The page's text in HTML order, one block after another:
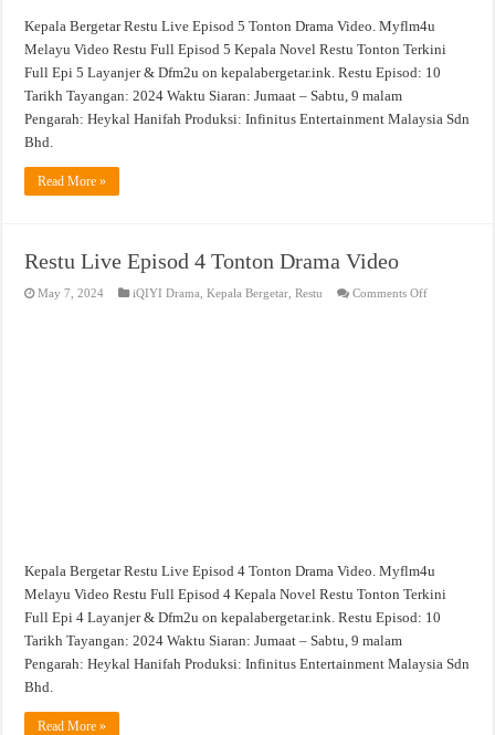
Kepala Bergetar Restu Live Episod 5 Tonton Drama Video. Myflm4u
Melayu Video Restu Full Episod 5 Kepala Novel Restu Tonton Terkini
Full Epi 5 Layanjer & Dfm2u on kepalabergetar.ink. Restu Episod: 10
Tarikh Tayangan: 2024 Waktu Siaran: Jumaat – Sabtu, 9 malam
Pengarah: Heykal Hanifah Produksi: Infinitus Entertainment Malaysia Sdn
Bhd.
Read More »
Restu Live Episod 4 Tonton Drama Video
May 7, 2024 iQIYI Drama ,Kepala Bergetar ,Restu Comments Offon
Kepala Bergetar Restu Live Episod 4 Tonton Drama Video. Myflm4u
Melayu Video Restu Full Episod 4 Kepala Novel Restu Tonton Terkini
Full Epi 4 Layanjer & Dfm2u on kepalabergetar.ink. Restu Episod: 10
Tarikh Tayangan: 2024 Waktu Siaran: Jumaat – Sabtu, 9 malam
Pengarah: Heykal Hanifah Produksi: Infinitus Entertainment Malaysia Sdn
Bhd.
Read More »